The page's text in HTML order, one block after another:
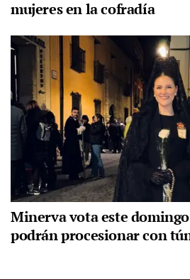
mujeres en la cofradía
Minerva vota este
podrán procesionar con